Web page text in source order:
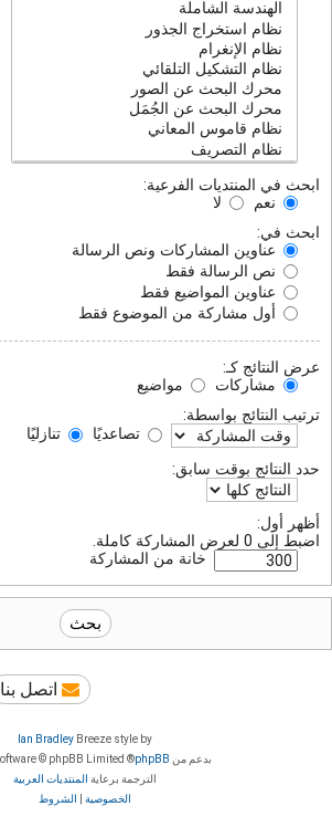
ابحث في المنتديات الفرعية:
نعم
لا
ابحث في:
عناوين المشاركات ونص الرسالة
نص الرسالة فقط
عناوين المواضيع فقط
أول مشاركة من الموضوع فقط
عرض النتائج كـ:
مشاركات
مواضيع
ترتيب النتائج بواسطة:
تصاعديًا
تنازليًا
حدد النتائج بوقت سابق:
أظهر أول:
اضبط إلى 0 لعرض المشاركة كاملة.
خانة من المشاركة
اتصل بنا
Breeze style by
Ian Bradley
بدعم من phpBB
® Forum Software © phpBB Limited
الترجمة برعاية المنتديات العربية
الخصوصية
الشروط